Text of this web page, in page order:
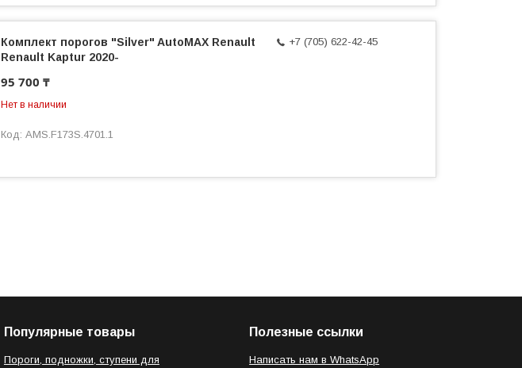
+7 (705) 622-42-45
Комплект порогов "Silver" AutoMAX Renault
Renault Kaptur 2020-
95 700 ₸
Нет в наличии
AMS.F173S.4701.1
Популярные товары
Пороги, подножки, ступени для
Полезные ссылки
Написать нам в WhatsApp